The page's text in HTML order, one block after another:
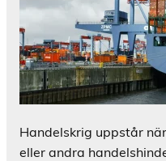
Handelskrig uppstår
eller andra